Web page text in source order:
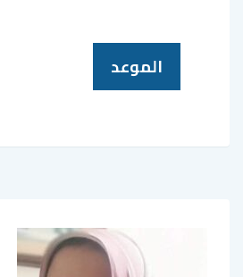
الموعد